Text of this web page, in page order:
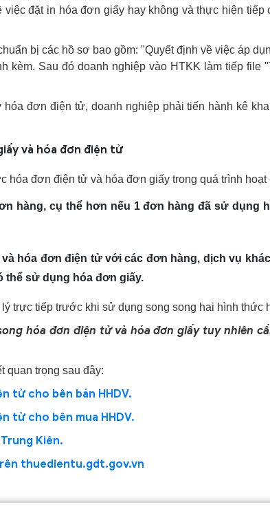
đặt in hóa đơn giấy hay không và thực hiện
bị các hồ sơ bao gồm: "Quyết định về việc áp
kèm. Sau đó doanh nghiệp vào HTKK làm tiếp file
đơn điện tử, doanh nghiệp phải tiến hành kê
và hóa đơn điện tử
hóa đơn điện tử và hóa đơn giấy trong quá trình
hàng, cụ thể hơn nếu 1 đơn hàng đã sử
hóa đơn điện tử với các đơn hàng, dịch vụ
thể sử dụng hóa đơn giấy.
trực tiếp trước khi sử dụng song song hai hình thức
hóa đơn điện tử và hóa đơn giấy tuy nhiên
quan trọng sau đây:
tử cho bên bán HHDV.
tử cho bên mua HHDV.
Kiên.
thuedientu.gdt.gov.vn